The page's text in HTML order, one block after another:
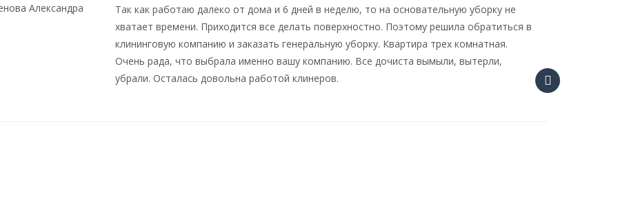
Так как работаю далеко от дома и 6 дней в неделю, то на основательную уборку не
хватает времени. Приходится все делать поверхностно. Поэтому решила обратиться в
клининговую компанию и заказать генеральную уборку. Квартира трех комнатная.
Очень рада, что выбрала именно вашу компанию. Все дочиста вымыли, вытерли,
убрали. Осталась довольна работой клинеров.